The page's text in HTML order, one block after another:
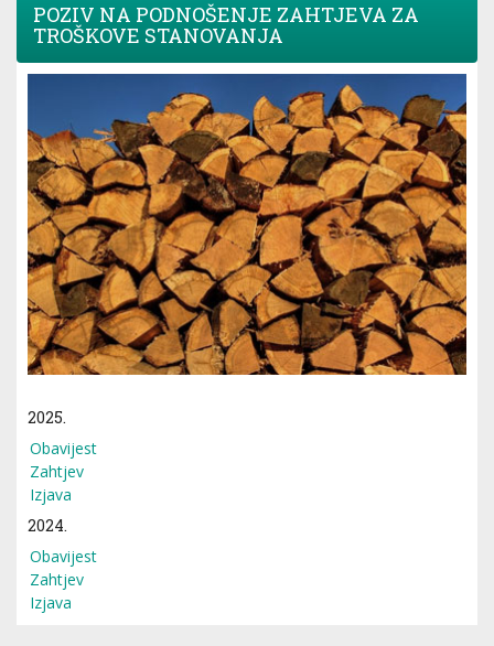
POZIV NA PODNOŠENJE ZAHTJEVA ZA
TROŠKOVE STANOVANJA
2025.
Obavijest
Zahtjev
Izjava
2024.
Obavijest
Zahtjev
Izjava